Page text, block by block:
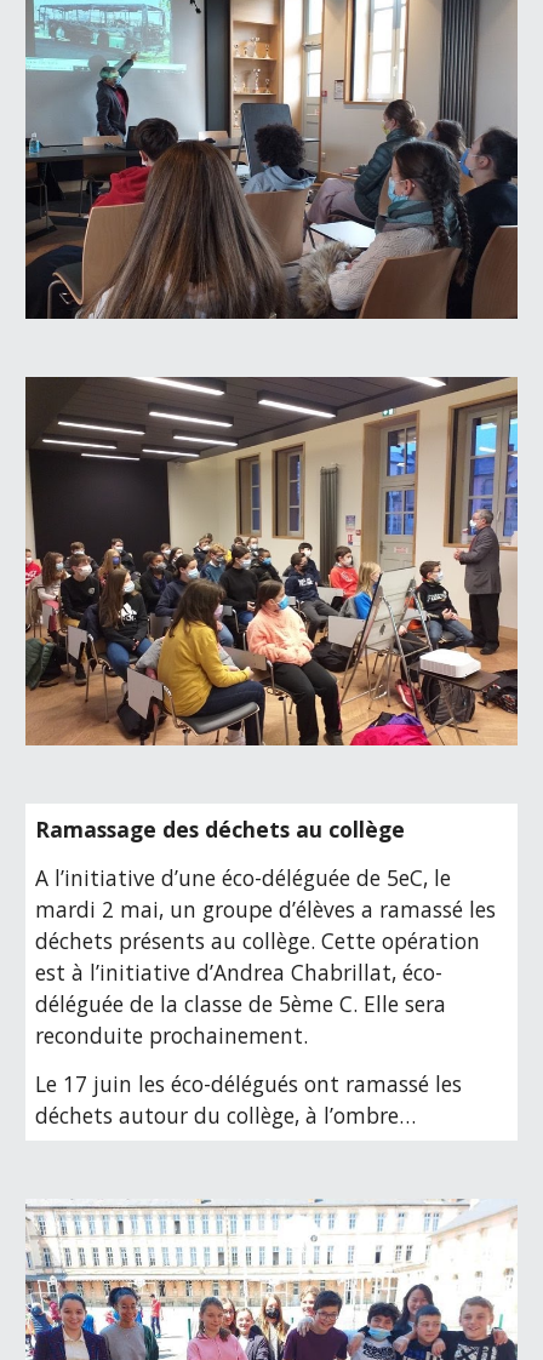
Ramassage des déchets au collège
A l’initiative d’une éco-déléguée de 5eC, le
mardi 2 mai, un groupe d’élèves a ramassé les
déchets présents au collège. Cette opération
est à l’initiative d’Andrea Chabrillat, éco-
déléguée de la classe de 5ème C. Elle sera
reconduite prochainement.
Le 17 juin les éco-délégués ont ramassé les
déchets autour du collège, à l’ombre…